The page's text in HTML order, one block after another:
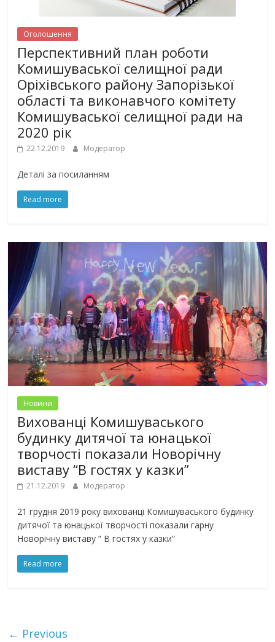
Оголошення
Перспективний план роботи
Комишуваської селищної ради
Оріхівського району Запорізької
області та виконавчого комітету
Комишуваської селищної ради на
2020 рік
22.12.2019 Модератор
Деталi за посиланням
Read more
Новини
Вихованці Комишуваського
будинку дитячої та юнацької
творчості показали Новорічну
виставу “В гостях у казки”
21.12.2019 Модератор
21 грудня 2019 року вихованці Комишуваського будинку
дитячої та юнацької творчості показали гарну
Новорічну виставу ” В гостях у казки”
Read more
← Previous